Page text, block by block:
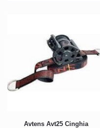
Avtens Avt25 Cinghia